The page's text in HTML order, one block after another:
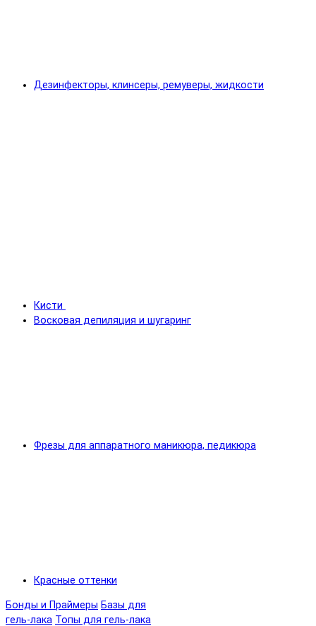
Дезинфекторы, клинсеры, ремуверы, жидкости
Кисти
Восковая депиляция и шугаринг
Фрезы для аппаратного маникюра, педикюра
Красные оттенки
Бонды и Праймеры Базы для
гель-лака Топы для гель-лака